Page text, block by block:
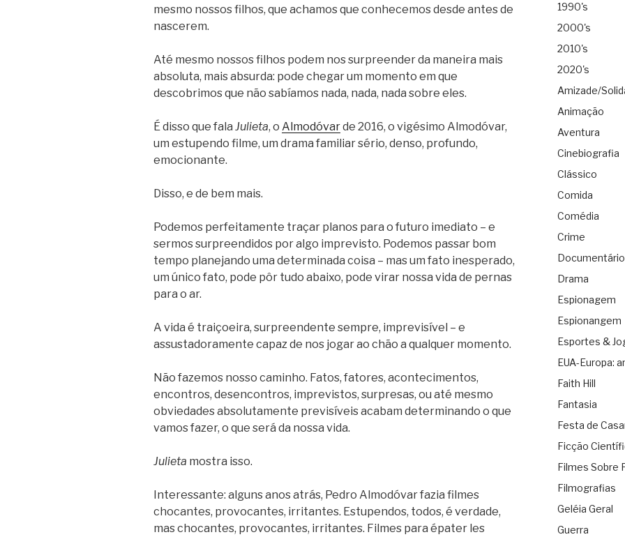
mesmo nossos filhos, que achamos que conhecemos desde antes de
nascerem.
Até mesmo nossos filhos podem nos surpreender da maneira mais
absoluta, mais absurda: pode chegar um momento em que
descobrimos que não sabíamos nada, nada, nada sobre eles.
É disso que fala Julieta, o Almodóvarde 2016, o vigésimo Almodóvar,
um estupendo filme, um drama familiar sério, denso, profundo,
emocionante.
Disso, e de bem mais.
Podemos perfeitamente traçar planos para o futuro imediato – e
sermos surpreendidos por algo imprevisto. Podemos passar bom
tempo planejando uma determinada coisa – mas um fato inesperado,
um único fato, pode pôr tudo abaixo, pode virar nossa vida de pernas
para o ar.
A vida é traiçoeira, surpreendente sempre, imprevisível – e
assustadoramente capaz de nos jogar ao chão a qualquer momento.
Não fazemos nosso caminho. Fatos, fatores, acontecimentos,
encontros, desencontros, imprevistos, surpresas, ou até mesmo
obviedades absolutamente previsíveis acabam determinando o que
vamos fazer, o que será da nossa vida.
Julieta mostra isso.
Interessante: alguns anos atrás, Pedro Almodóvar fazia filmes
chocantes, provocantes, irritantes. Estupendos, todos, é verdade,
mas chocantes, provocantes, irritantes. Filmes para épater les
1990's
2000's
2010's
2020's
Amizade/
Animação
Aventura
Cinebiografia
Clássico
Comida
Comédia
Crime
Documentário
Drama
Espionagem
Espionangem
Esportes &
EUA-Europa:
Faith Hill
Fantasia
Festa de
Ficção
Filmes Sobre
Filmografias
Geléia Geral
Guerra